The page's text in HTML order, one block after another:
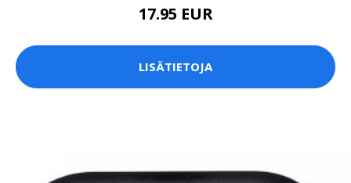
17.95 EUR
LISÄTIETOJA